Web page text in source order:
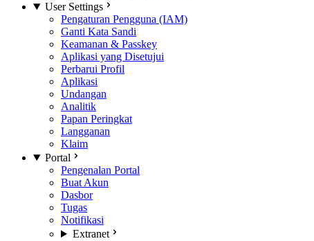
User Settings
Pengaturan Pengguna (IAM)
Ganti Kata Sandi
Keamanan & Passkey
Aplikasi yang Disetujui
Perbarui Profil
Aplikasi
Undangan
Analitik
Papan Peringkat
Langganan
Klaim
Portal
Pengenalan Portal
Buat Akun
Dasbor
Tugas
Notifikasi
Extranet